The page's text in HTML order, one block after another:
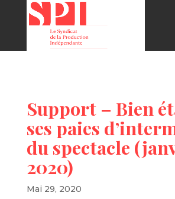
Support – Bien
ses paies
du spectacle
2020)
Mai 29, 2020